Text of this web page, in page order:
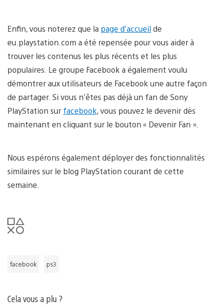
Enfin, vous noterez que la page d’accueilde
eu.playstation.com a été repensée pour vous aider à
trouver les contenus les plus récents et les plus
populaires. Le groupe Facebook a également voulu
démontrer aux utilisateurs de Facebook une autre façon
de partager. Si vous n’êtes pas déjà un fan de Sony
PlayStation sur facebook, vous pouvez le devenir dès
maintenant en cliquant sur le bouton « Devenir Fan ».
Nous espérons également déployer des fonctionnalités
similaires sur le blog PlayStation courant de cette
semaine.
facebook ps3
Cela vous a plu ?